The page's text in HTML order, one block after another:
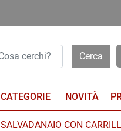
Open menu
NOVITÀ
SALVADANAIO CON